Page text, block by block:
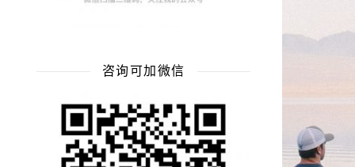
咨询可加微信